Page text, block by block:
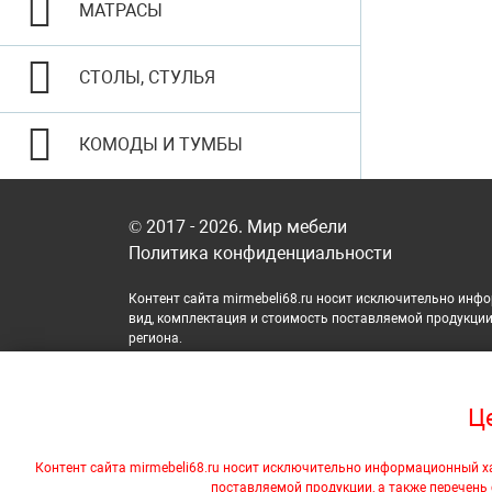
МАТРАСЫ
СТОЛЫ, СТУЛЬЯ
КОМОДЫ И ТУМБЫ
© 2017 - 2026. Мир мебели
Политика конфиденциальности
Контент сайта mirmebeli68.ru носит исключительно
вид, комплектация и стоимость поставляемой
региона.
Контент сайта mirmebeli68.ru носит исключительно информационный
поставляемой продукции, а также
программы Яндекс.Метрика, Яндекс.Вебмастер, для
Яндекс.Метрика, Яндекс.Вебмастер, ваших